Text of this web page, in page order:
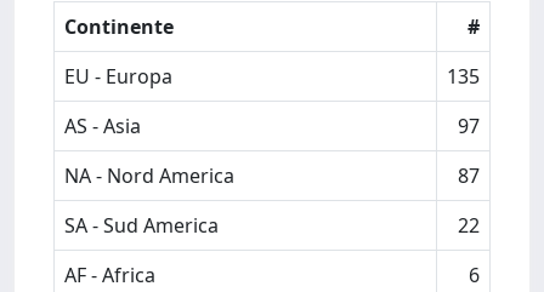
Continente
#
EU - Europa
135
AS - Asia
97
NA - Nord America
87
SA - Sud America
22
AF - Africa
6